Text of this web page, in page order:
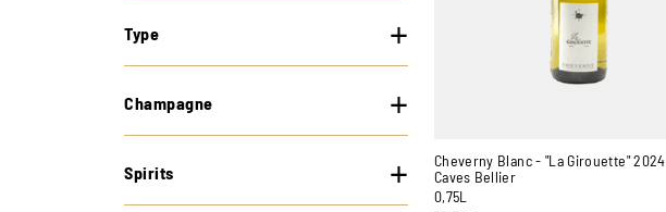
Type
Champagne
Spirits
Cheverny Blanc - "La Girouette" 2024
Caves Bellier
0,75L